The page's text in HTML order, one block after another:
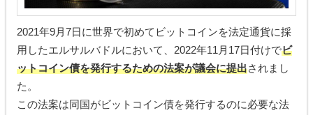
2021年9月7日に世界で初めてビットコインを法定通貨に採
用したエルサルバドルにおいて、2022年11月17日付けでビ
ットコイン債を発行するための法案が議会に提出されまし
た。
この法案は同国がビットコイン債を発行するのに必要な法